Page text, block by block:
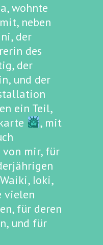
wohnte
neben
der
des
der
und der
ein Teil,
, mit
mir, für
Ioki,
vielen
für deren
und für